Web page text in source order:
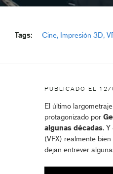
Tags: Cine Impresión 3D
PUBLICADO EL 12/
El último
protagonizado por
algunas décadas. Y
(VFX) realmente
dejan entrever